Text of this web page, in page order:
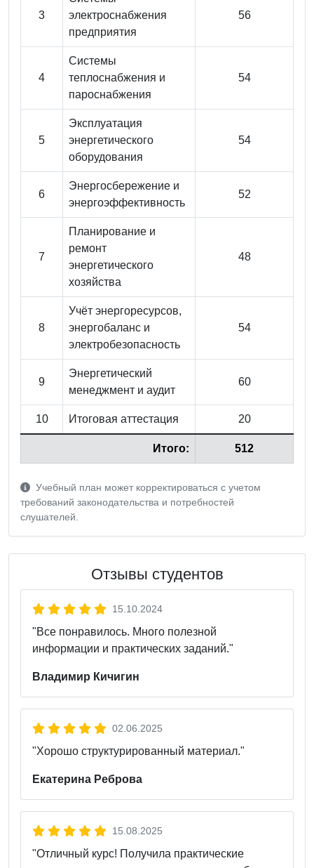
3
электроснабжения
предприятия
56
4
Системы
теплоснабжения и
пароснабжения
54
5
Эксплуатация
энергетического
оборудования
54
6
Энергосбережение и
энергоэффективность
52
7
Планирование и
ремонт
энергетического
хозяйства
48
8
Учёт энергоресурсов,
энергобаланс и
электробезопасность
54
9
Энергетический
менеджмент и аудит
60
10 Итоговая аттестация 20
Итого: 512
Учебный план может корректироваться с учетом
требований законодательства и потребностей
слушателей.
Отзывы студентов
15.10.2024
"Все понравилось. Много полезной
информации и практических заданий."
Владимир Кичигин
02.06.2025
"Хорошо структурированный материал."
Екатерина Реброва
15.08.2025
"Отличный курс! Получила практические